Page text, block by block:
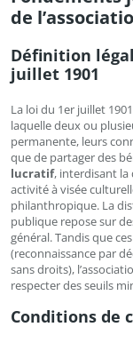
de
Définition
juillet 1901
La loi du 1er juillet
laquelle deux ou
permanente, leurs
que de partager des
lucratif, interdisant
activité à visée
philanthropique. La
publique repose sur
général. Tandis que
(reconnaissance par
sans droits),
respecter des seuils
Conditions de